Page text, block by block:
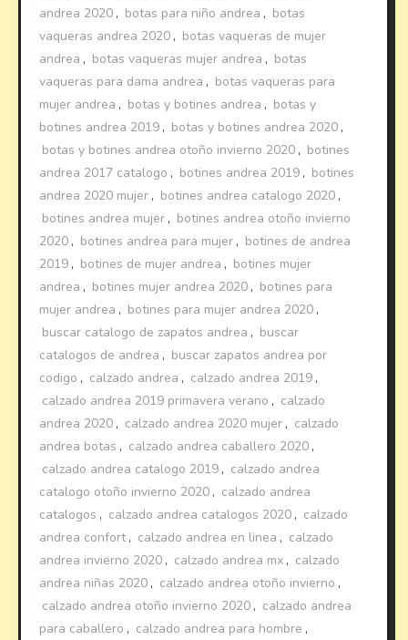
andrea 2020 , botas para niño andrea , botas
vaqueras andrea 2020 , botas vaqueras de mujer
andrea , botas vaqueras mujer andrea , botas
vaqueras para dama andrea , botas vaqueras para
mujer andrea , botas y botines andrea , botas y
botines andrea 2019 , botas y botines andrea 2020 ,
botas y botines andrea otoño invierno 2020 , botines
andrea 2017 catalogo , botines andrea 2019 , botines
andrea 2020 mujer , botines andrea catalogo 2020 ,
botines andrea mujer , botines andrea otoño invierno
2020 , botines andrea para mujer , botines de andrea
2019 , botines de mujer andrea , botines mujer
andrea , botines mujer andrea 2020 , botines para
mujer andrea , botines para mujer andrea 2020 ,
buscar catalogo de zapatos andrea , buscar
catalogos de andrea , buscar zapatos andrea por
codigo , calzado andrea , calzado andrea 2019 ,
calzado andrea 2019 primavera verano , calzado
andrea 2020 , calzado andrea 2020 mujer , calzado
andrea botas , calzado andrea caballero 2020 ,
calzado andrea catalogo 2019 , calzado andrea
catalogo otoño invierno 2020 , calzado andrea
catalogos , calzado andrea catalogos 2020 , calzado
andrea confort, calzado andrea en linea , calzado
andrea invierno 2020 , calzado andrea mx , calzado
andrea niñas 2020 , calzado andrea otoño invierno ,
calzado andrea otoño invierno 2020 , calzado andrea
para caballero , calzado andrea para hombre ,